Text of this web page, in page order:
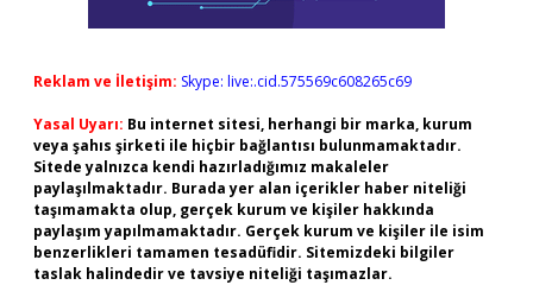
Reklam ve İletişim: Skype: live:.cid.575569c608265c69
Yasal Uyarı: Bu internet sitesi, herhangi bir marka, kurum
veya şahıs şirketi ile hiçbir bağlantısı bulunmamaktadır.
Sitede yalnızca kendi hazırladığımız makaleler
paylaşılmaktadır. Burada yer alan içerikler haber niteliği
taşımamakta olup, gerçek kurum ve kişiler hakkında
paylaşım yapılmamaktadır. Gerçek kurum ve kişiler ile isim
benzerlikleri tamamen tesadüfidir. Sitemizdeki bilgiler
taslak halindedir ve tavsiye niteliği taşımazlar.